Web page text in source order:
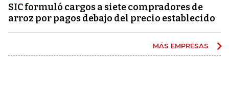
SIC formuló cargos a siete compradores de
arroz por pagos debajo del precio establecido
MÁS EMPRESAS